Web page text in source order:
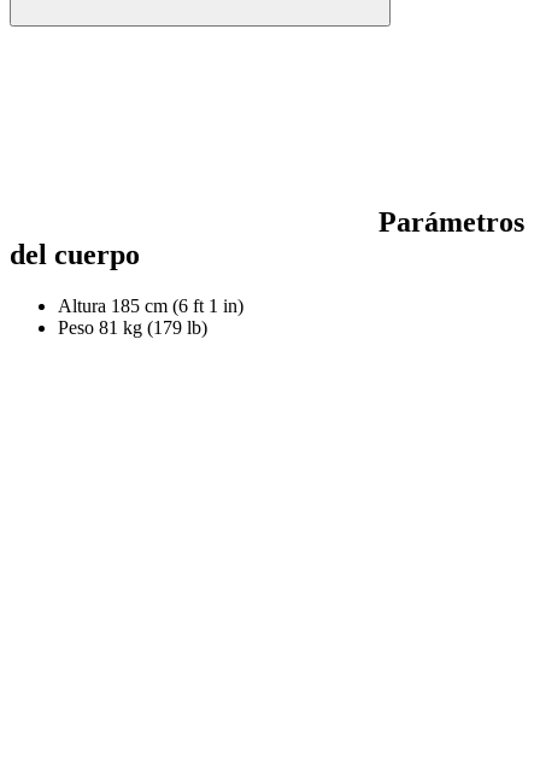
Parámetros
del cuerpo
Altura 185 cm (6 ft 1 in)
Peso 81 kg (179 lb)